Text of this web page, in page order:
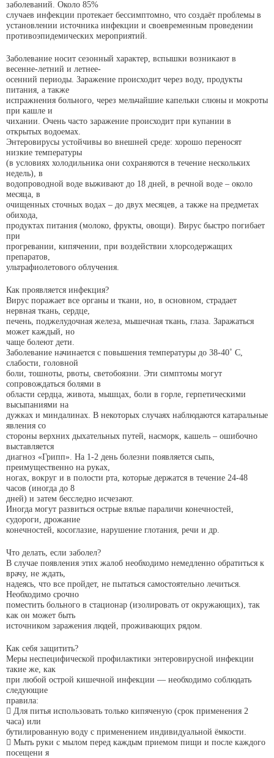
заболеваний. Около 85%
случаев инфекции протекает бессимптомно, что создаёт проблемы в
установлении источника инфекции и своевременным проведении
противоэпидемических мероприятий.
Заболевание носит сезонный характер, вспышки возникают в
весенне-летний и летнее-
осенний периоды. Заражение происходит через воду, продукты
питания, а также
испражнения больного, через мельчайшие капельки слюны и мокроты
при кашле и
чихании. Очень часто заражение происходит при купании в
открытых водоемах.
Энтеровирусы устойчивы во внешней среде: хорошо переносят
низкие температуры
(в условиях холодильника они сохраняются в течение нескольких
недель), в
водопроводной воде выживают до 18 дней, в речной воде – около
месяца, в
очищенных сточных водах – до двух месяцев, а также на предметах
обихода,
продуктах питания (молоко, фрукты, овощи). Вирус быстро погибает
при
прогревании, кипячении, при воздействии хлорсодержащих
препаратов,
ультрафиолетового облучения.
Как проявляется инфекция?
Вирус поражает все органы и ткани, но, в основном, страдает
нервная ткань, сердце,
печень, поджелудочная железа, мышечная ткань, глаза. Заражаться
может каждый, но
чаще болеют дети.
Заболевание начинается с повышения температуры до 38-40˚ С,
слабости, головной
боли, тошноты, рвоты, светобоязни. Эти симптомы могут
сопровождаться болями в
области сердца, живота, мышцах, боли в горле, герпетическими
высыпаниями на
дужках и миндалинах. В некоторых случаях наблюдаются катаральные
явления со
стороны верхних дыхательных путей, насморк, кашель – ошибочно
выставляется
диагноз «Грипп». На 1-2 день болезни появляется сыпь,
преимущественно на руках,
ногах, вокруг и в полости рта, которые держатся в течение 24-48
часов (иногда до 8
дней) и затем бесследно исчезают.
Иногда могут развиться острые вялые параличи конечностей,
судороги, дрожание
конечностей, косоглазие, нарушение глотания, речи и др.
Что делать, если заболел?
В случае появления этих жалоб необходимо немедленно обратиться к
врачу, не ждать,
надеясь, что все пройдет, не пытаться самостоятельно лечиться.
Необходимо срочно
поместить больного в стационар (изолировать от окружающих), так
как он может быть
источником заражения людей, проживающих рядом.
Как себя защитить?
Меры неспецифической профилактики энтеровирусной инфекции
такие же, как
при любой острой кишечной инфекции — необходимо соблюдать
следующие
правила:
 Для питья использовать только кипяченую (срок применения 2
часа) или
бутилированную воду с применением индивидуальной ёмкости.
 Мыть руки с мылом перед каждым приемом пищи и после каждого
посещени я